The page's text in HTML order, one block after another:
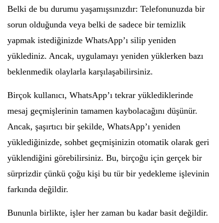
Belki de bu durumu yaşamışsınızdır: Telefonunuzda bir
sorun olduğunda veya belki de sadece bir temizlik
yapmak istediğinizde WhatsApp’ı silip yeniden
yüklediniz. Ancak, uygulamayı yeniden yüklerken bazı
beklenmedik olaylarla karşılaşabilirsiniz.
Birçok kullanıcı, WhatsApp’ı tekrar yüklediklerinde
mesaj geçmişlerinin tamamen kaybolacağını düşünür.
Ancak, şaşırtıcı bir şekilde, WhatsApp’ı yeniden
yüklediğinizde, sohbet geçmişinizin otomatik olarak geri
yüklendiğini görebilirsiniz. Bu, birçoğu için gerçek bir
sürprizdir çünkü çoğu kişi bu tür bir yedekleme işlevinin
farkında değildir.
Bununla birlikte, işler her zaman bu kadar basit değildir.